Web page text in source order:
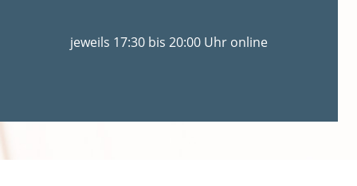
jeweils 17:30 bis 20:00 Uhr online